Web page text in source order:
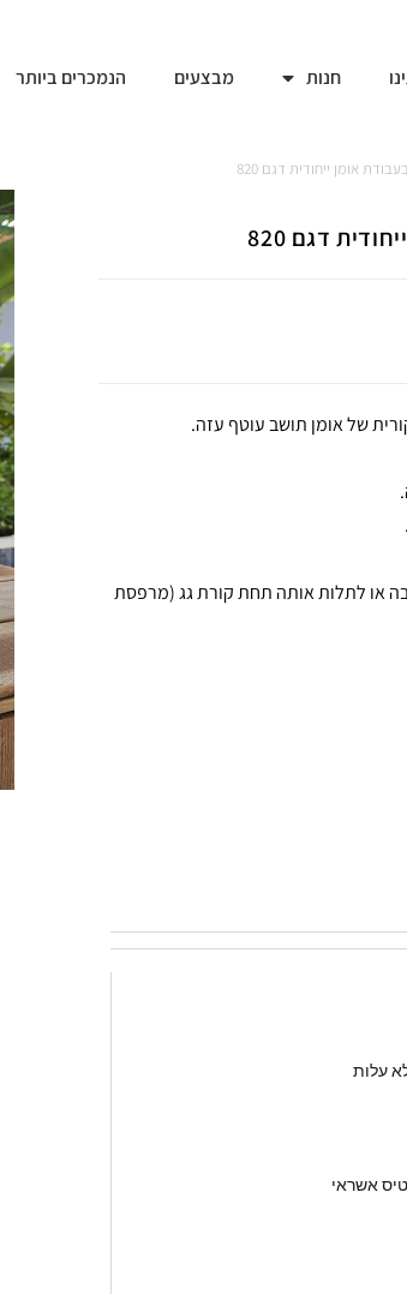
חנות מבצעים הנמכרים ביותר
אומן ייחודית דגם 820
דגם 820
של אומן תושב עוטף עזה.
או לתלות אותה תחת קורת גג (מרפסת